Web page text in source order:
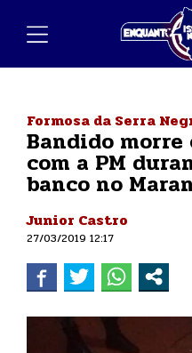
Formosa da Serra
Bandido
com a PM
banco no
Junior Castro
27/03/2019 12:17